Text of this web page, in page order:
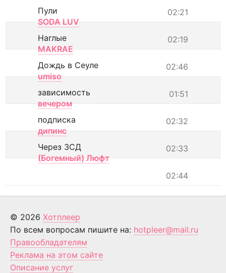
02:21
Пули
SODA LUV
02:19
Наглые
MAKRAE
02:46
Дождь в Сеуле
umiso
01:51
зависимость
вечером
02:32
подписка
дипинс
02:33
Через ЗСД
(Богемный) Люфт
02:44
© 2026 Хотплеер
По всем вопросам пишите на: hotpleer@mail.ru
Правообладателям
Реклама на этом сайте
Описание услуг